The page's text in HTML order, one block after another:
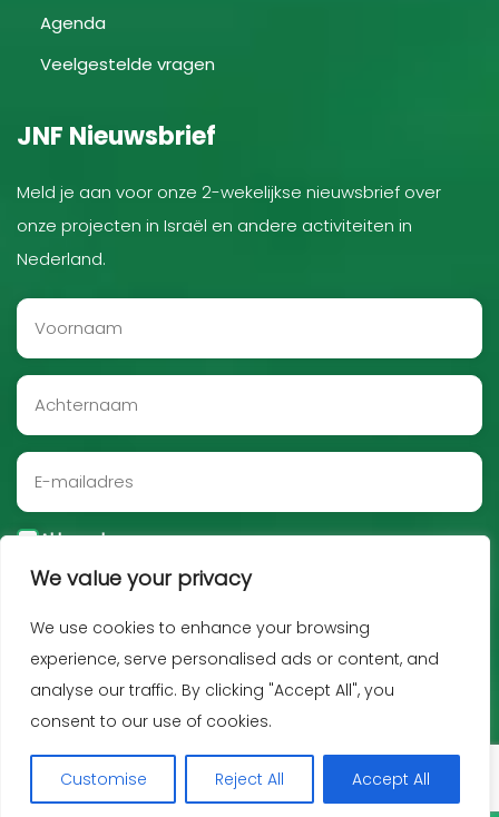
We value your privacy
We use cookies to enhance your browsing
experience, serve personalised ads or content, and
analyse our traffic. By clicking "Accept All", you
consent to our use of cookies.
Customise Reject All Accept All
Agenda
Veelgestelde vragen
JNF Nieuwsbrief
Meld je aan voor onze 2-wekelijkse nieuwsbrief over
onze projecten in Israël en andere activiteiten in
Nederland.
Akkoord
Privacy policy Disclaimer